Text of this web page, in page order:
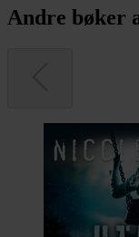
Andre bøker